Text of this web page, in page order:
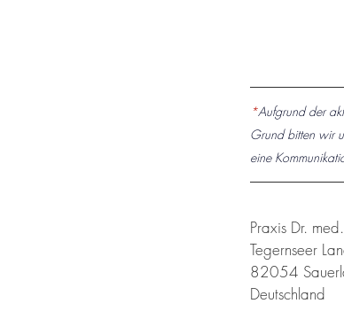
*Aufgrund der
Grund bitten wir
eine
Praxis Dr.
Tegernseer
82054
Deutschland